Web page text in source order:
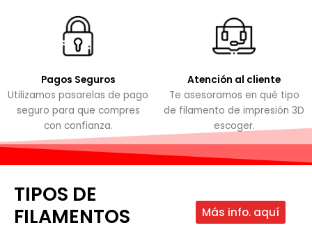
Pagos Seguros
Utilizamos pasarelas de pago
seguro para que compres
con confianza.
Atención al cliente
Te asesoramos en qué tipo
de filamento de impresión 3D
escoger.
TIPOS DE
FILAMENTOS
Más info. aquí